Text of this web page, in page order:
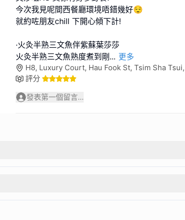
今次我見呢間西餐廳環境唔錯幾好😌
就約咗朋友chill 下開心傾下計!
·火灸半熟三文魚伴紫蘇葉莎莎
火灸半熟三文魚熟度煮到剛 ... 更多
H8, Luxury Court, Hau Fook St, Tsim Sha
評分
發表第一個留言...